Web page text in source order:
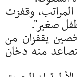
وقفزت
صغير".
يقفزان من
منه ⁠دخان